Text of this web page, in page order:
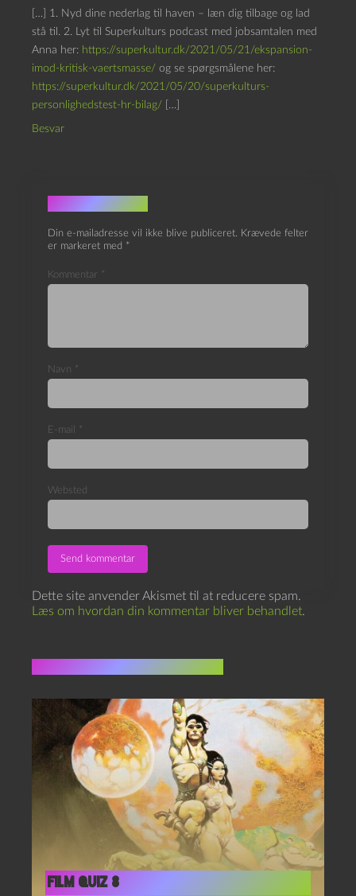
[…] 1. Nyd dine nederlag til haven – læn dig tilbage og lad
stå til. 2. Lyt til Superkulturs podcast med jobsamtalen med
Anna her: https://superkultur.dk/2021/05/21/ekspansion-
imod-kritisk-vaertsmasse/ og se spørgsmålene her:
https://superkultur.dk/2021/05/20/superkulturs-
personlighedstest-hr-bilag/ […]
Besvar
Skriv et svar
Din e-mailadresse vil ikke blive publiceret. Krævede felter
er markeret med *
Kommentar *
Navn *
E-mail *
Websted
Dette site anvender Akismet til at reducere spam.
Læs om hvordan din kommentar bliver behandlet.
Film quiz 8